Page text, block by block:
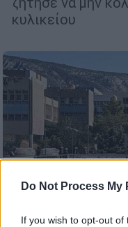
Do Not Process
If you wish to opt-out
κυλικείου